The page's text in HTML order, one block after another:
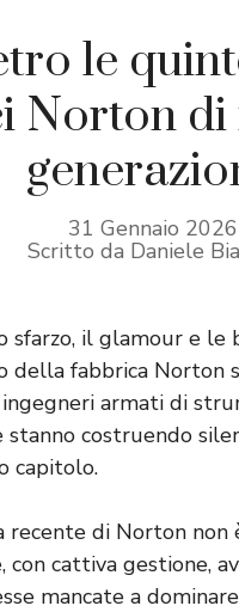
le
Norton di
31 Gennaio 2026
Scritto da Daniele
sfarzo, il glamour e le
della fabbrica Norton
armati di
stanno costruendo
capitolo.
recente di Norton non
con cattiva gestione,
mancate a